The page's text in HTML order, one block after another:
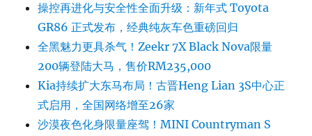
操控再进化与安全性全面升级：新年式 Toyota
GR86 正式发布，经典纯灰车色重磅回归
全黑魅力更具杀气！Zeekr 7X Black Nova限量
200辆登陆大马，售价RM235,000
Kia持续扩大东马布局！古晋Heng Lian 3S中心正
式启用，全国网络增至26家
沙漠夜色化身限量座驾！MINI Countryman S